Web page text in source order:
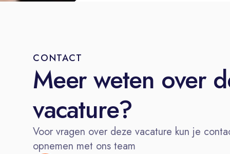
CONTACT
Meer weten over
vacature?
Voor vragen over deze vacature kun je
opnemen met ons team